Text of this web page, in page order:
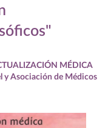
MÉDICA
y Asociación de Médicos